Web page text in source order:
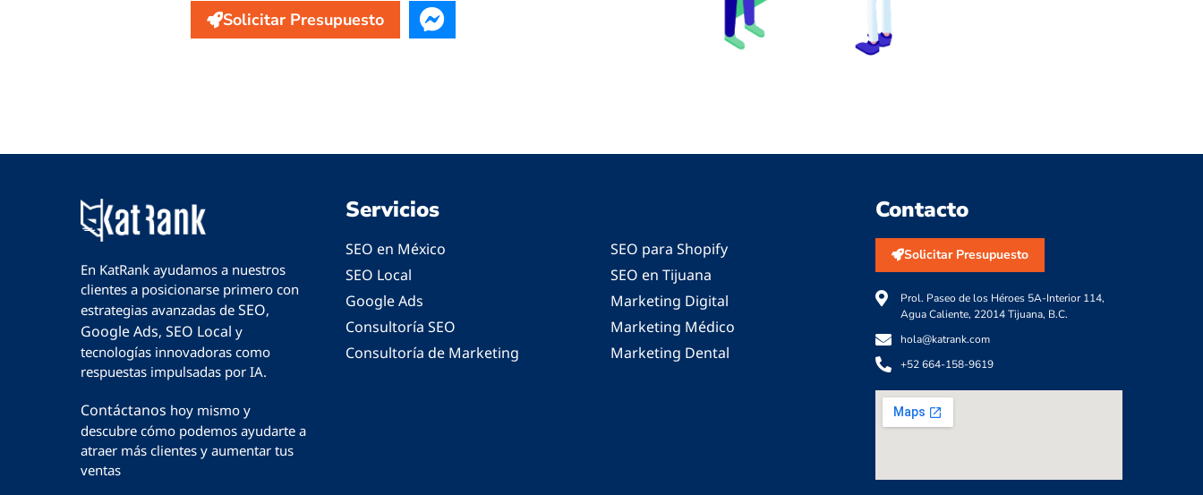
Solicitar Presupuesto
En KatRank ayudamos a nuestros
clientes a posicionarse primero con
estrategias avanzadas de SEO,
Google Ads, SEO Local y
tecnologías innovadoras como
respuestas impulsadas por IA.
Contáctanos hoy mismo y
descubre cómo podemos ayudarte a
atraer más clientes y aumentar tus
ventas
Servicios
SEO en México
SEO Local
Google Ads
Consultoría SEO
Consultoría de Marketing
SEO para Shopify
SEO en Tijuana
Marketing Digital
Marketing Médico
Marketing Dental
Contacto
Solicitar Presupuesto
Prol. Paseo de los Héroes 5A-Interior 114,
Agua Caliente, 22014 Tijuana, B.C.
hola@katrank.com
+52 664-158-9619